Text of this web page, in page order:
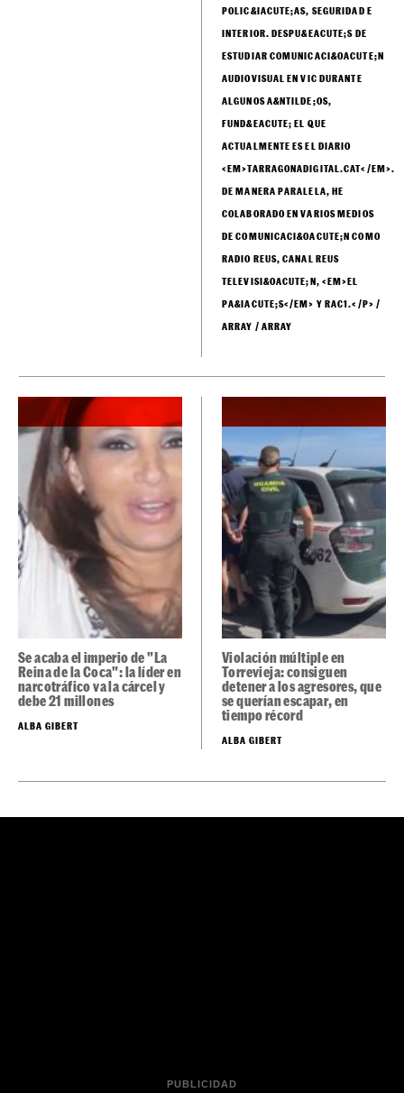
POLIC&IACUTE;AS, SEGURIDAD E
INTERIOR. DESPU&EACUTE;S DE
ESTUDIAR COMUNICACI&OACUTE;N
AUDIOVISUAL EN VIC DURANTE
ALGUNOS A&NTILDE;OS,
FUND&EACUTE; EL QUE
ACTUALMENTE ES EL DIARIO
<EM>TARRAGONADIGITAL.CAT</EM>.
DE MANERA PARALELA, HE
COLABORADO EN VARIOS MEDIOS
DE COMUNICACI&OACUTE;N COMO
RADIO REUS, CANAL REUS
TELEVISI&OACUTE;N, <EM>EL
PA&IACUTE;S</EM> Y RAC1.</P> /
ARRAY / ARRAY
Se acaba el imperio de "La
Reina de la Coca": la líder en
narcotráfico va la cárcel y
debe 21 millones
ALBA GIBERT
Violación múltiple en
Torrevieja: consiguen
detener a los agresores, que
se querían escapar, en
tiempo récord
ALBA GIBERT